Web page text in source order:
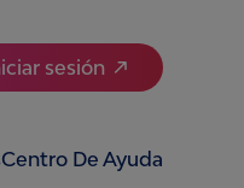
sesión
Centro De Ayuda